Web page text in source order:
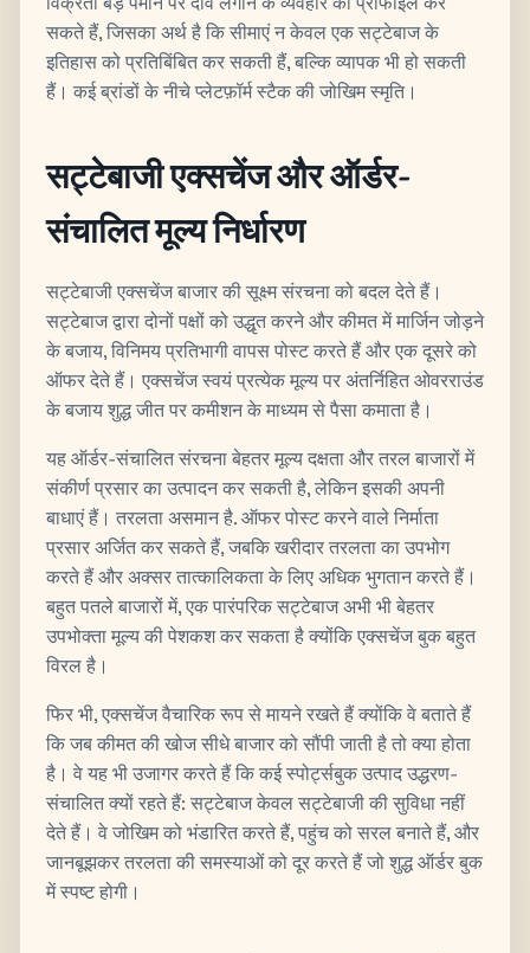
सकते हैं, जिसका अर्थ है कि सीमाएं न केवल एक सट्टेबाज के
इतिहास को प्रतिबिंबित कर सकती हैं, बल्कि व्यापक भी हो सकती
हैं। कई ब्रांडों के नीचे प्लेटफ़ॉर्म स्टैक की जोखिम स्मृति।
सट्टेबाजी एक्सचेंज और ऑर्डर-
संचालित मूल्य निर्धारण
सट्टेबाजी एक्सचेंज बाजार की सूक्ष्म संरचना को बदल देते हैं।
सट्टेबाज द्वारा दोनों पक्षों को उद्धृत करने और कीमत में मार्जिन जोड़ने
के बजाय, विनिमय प्रतिभागी वापस पोस्ट करते हैं और एक दूसरे को
ऑफर देते हैं। एक्सचेंज स्वयं प्रत्येक मूल्य पर अंतर्निहित ओवरराउंड
के बजाय शुद्ध जीत पर कमीशन के माध्यम से पैसा कमाता है।
यह ऑर्डर-संचालित संरचना बेहतर मूल्य दक्षता और तरल बाजारों में
संकीर्ण प्रसार का उत्पादन कर सकती है, लेकिन इसकी अपनी
बाधाएं हैं। तरलता असमान है. ऑफर पोस्ट करने वाले निर्माता
प्रसार अर्जित कर सकते हैं, जबकि खरीदार तरलता का उपभोग
करते हैं और अक्सर तात्कालिकता के लिए अधिक भुगतान करते हैं।
बहुत पतले बाजारों में, एक पारंपरिक सट्टेबाज अभी भी बेहतर
उपभोक्ता मूल्य की पेशकश कर सकता है क्योंकि एक्सचेंज बुक बहुत
विरल है।
फिर भी, एक्सचेंज वैचारिक रूप से मायने रखते हैं क्योंकि वे बताते हैं
कि जब कीमत की खोज सीधे बाजार को सौंपी जाती है तो क्या होता
है। वे यह भी उजागर करते हैं कि कई स्पोर्ट्सबुक उत्पाद उद्धरण-
संचालित क्यों रहते हैं: सट्टेबाज केवल सट्टेबाजी की सुविधा नहीं
देते हैं। वे जोखिम को भंडारित करते हैं, पहुंच को सरल बनाते हैं, और
जानबूझकर तरलता की समस्याओं को दूर करते हैं जो शुद्ध ऑर्डर बुक
में स्पष्ट होगी।